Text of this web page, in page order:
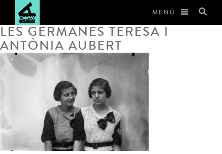
MENÚ
LES GERMANES TERESA I
ANTÒNIA AUBERT